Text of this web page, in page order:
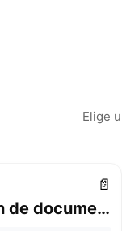
Elige
📄
Revisión de documentos